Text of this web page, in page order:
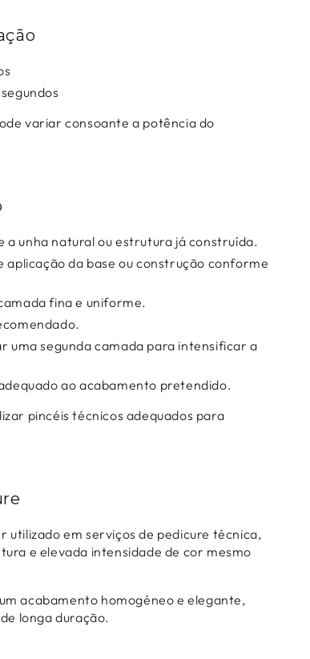
variar consoante a potência do
unha natural ou estrutura já construída.
aplicação da base ou construção conforme
fina e uniforme.
uma segunda camada para intensificar a
ao acabamento pretendido.
pincéis técnicos adequados para
utilizado em serviços de pedicure técnica,
e elevada intensidade de cor mesmo
acabamento homogéneo e elegante,
longa duração.